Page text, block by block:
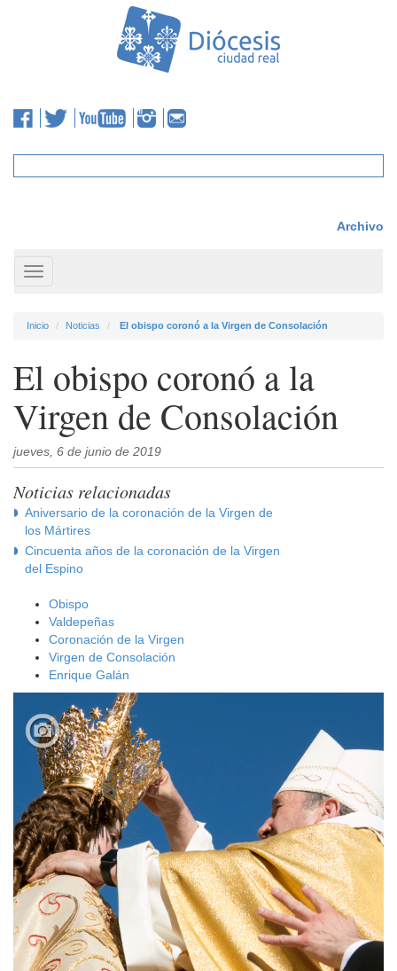
Archivo
Toggle
navigation
Inicio Noticias El obispo coronó a la Virgen de Consolación
El obispo coronó a la
Virgen de Consolación
jueves, 6 de junio de 2019
Noticias relacionadas
Aniversario de la coronación de la Virgen de
los Mártires
Cincuenta años de la coronación de la Virgen
del Espino
Obispo
Valdepeñas
Coronación de la Virgen
Virgen de Consolación
Enrique Galán